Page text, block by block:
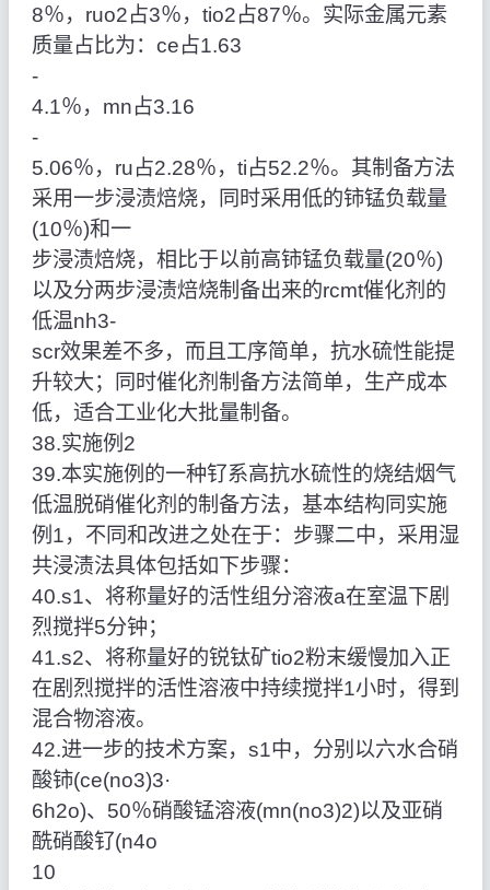
8％，ruo2占3％，tio2占87％。实际金属元素
质量占比为：ce占1.63
‑
4.1％，mn占3.16
‑
5.06％，ru占2.28％，ti占52.2％。其制备方法
采用一步浸渍焙烧，同时采用低的铈锰负载量
(10％)和一
步浸渍焙烧，相比于以前高铈锰负载量(20％)
以及分两步浸渍焙烧制备出来的rcmt催化剂的
低温nh3‑
scr效果差不多，而且工序简单，抗水硫性能提
升较大；同时催化剂制备方法简单，生产成本
低，适合工业化大批量制备。
38.实施例2
39.本实施例的一种钌系高抗水硫性的烧结烟气
低温脱硝催化剂的制备方法，基本结构同实施
例1，不同和改进之处在于：步骤二中，采用湿
共浸渍法具体包括如下步骤：
40.s1、将称量好的活性组分溶液a在室温下剧
烈搅拌5分钟；
41.s2、将称量好的锐钛矿tio2粉末缓慢加入正
在剧烈搅拌的活性溶液中持续搅拌1小时，得到
混合物溶液。
42.进一步的技术方案，s1中，分别以六水合硝
酸铈(ce(no3)3·
6h2o)、50％硝酸锰溶液(mn(no3)2)以及亚硝
酰硝酸钌(n4o
10